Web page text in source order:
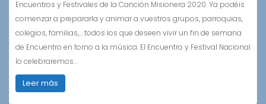
Encuentros y Festivales de la Canción Misionera 2020. Ya podéis
comenzar a prepararla y animar a vuestros grupos, parroquias,
colegios, familias,… todos los que deseen vivir un fin de semana
de Encuentro en torno a la música. El Encuentro y Festival Nacional
lo celebraremos…
Leer más